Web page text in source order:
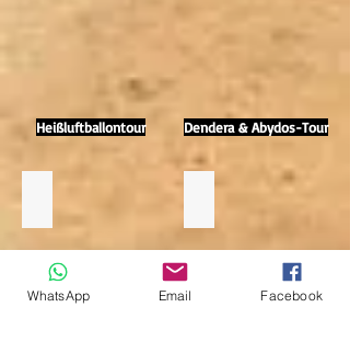
Heißluftballontour Dendera & Abydos-Tour
WhatsApp Email Facebook